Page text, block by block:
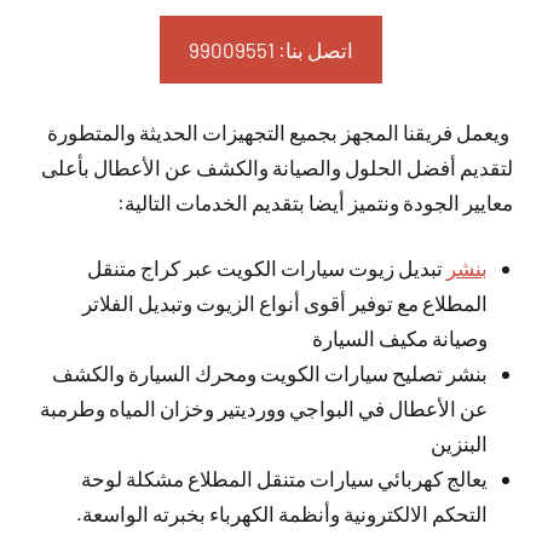
اتصل بنا: 99009551‬
ويعمل فريقنا المجهز بجميع التجهيزات الحديثة والمتطورة
لتقديم أفضل الحلول والصيانة والكشف عن الأعطال بأعلى
معايير الجودة ونتميز أيضا بتقديم الخدمات التالية:
بنشر تبديل زيوت سيارات الكويت عبر كراج متنقل
المطلاع مع توفير أقوى أنواع الزيوت وتبديل الفلاتر
وصيانة مكيف السيارة
بنشر تصليح سيارات الكويت ومحرك السيارة والكشف
عن الأعطال في البواجي وورديتير وخزان المياه وطرمبة
البنزين
يعالج كهربائي سيارات متنقل المطلاع مشكلة لوحة
التحكم الالكترونية وأنظمة الكهرباء بخبرته الواسعة.